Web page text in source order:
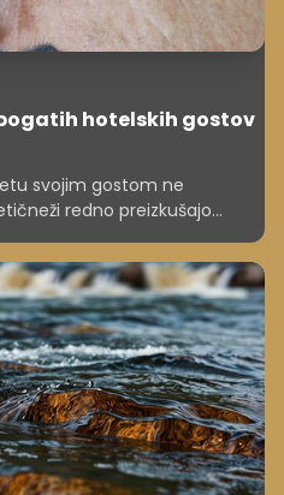
hotelskih gostov
svojim gostom ne
redno preizkušajo
gostov.